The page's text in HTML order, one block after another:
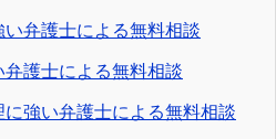
弁護士による無料相談
護士による無料相談
強い弁護士による無料相談